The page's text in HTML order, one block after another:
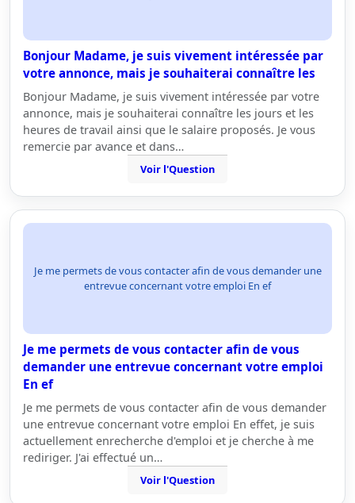
Bonjour Madame, je suis vivement intéressée par
votre annonce, mais je souhaiterai connaître les
Bonjour Madame, je suis vivement intéressée par votre
annonce, mais je souhaiterai connaître les jours et les
heures de travail ainsi que le salaire proposés. Je vous
remercie par avance et dans…
Voir l'Question
Je me permets de vous contacter afin de vous demander une
entrevue concernant votre emploi En ef
Je me permets de vous contacter afin de vous
demander une entrevue concernant votre emploi
En ef
Je me permets de vous contacter afin de vous demander
une entrevue concernant votre emploi En effet, je suis
actuellement enrecherche d'emploi et je cherche à me
rediriger. J'ai effectué un…
Voir l'Question